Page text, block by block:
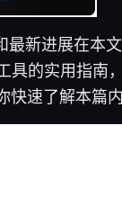
新进展在本
具的实用指南
速了解本篇